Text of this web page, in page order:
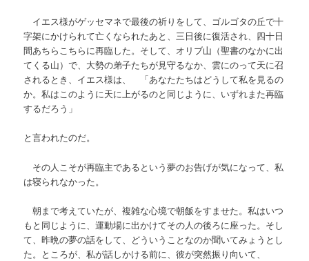
イエス様がゲッセマネで最後の祈りをして、ゴルゴタの丘で十
字架にかけられて亡くなられたあと、三日後に復活され、四十日
間あちらこちらに再臨した。そして、オリブ山（聖書のなかに出
てくる山）で、大勢の弟子たちが見守るなか、雲にのって天に召
されるとき、イエス様は、 「あなたたちはどうして私を見るの
か。私はこのように天に上がるのと同じように、いずれまた再臨
するだろう」
と言われたのだ。
その人こそが再臨主であるという夢のお告げが気になって、私
は寝られなかった。
朝まで考えていたが、複雑な心境で朝飯をすませた。私はいつ
もと同じように、運動場に出かけてその人の後ろに座った。そし
て、昨晩の夢の話をして、どういうことなのか聞いてみょうとし
た。ところが、私が話しかける前に、彼が突然振り向いて、